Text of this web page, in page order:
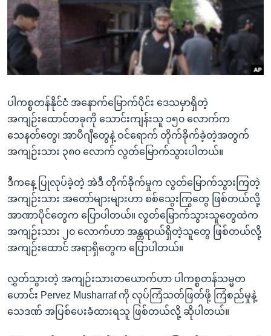
ပင်မ
အ
ညွန်း
စာမျက်နှာ
သို့
ကျော်
နေရာ
ရုပ်ရှင်ထဲက အင်္ဂလိပ်စာ
သုတပဒေသာ အင်္ဂလိပ်စာ
တီဗွီ
ရေဒီယို/တီဗွီအစီအစဉ်
Learning English
ဗွီအိုအေ လူမှုကွန်ယက်များ
ဘာသာစကားများ
ပါကစ္စတန်နိုင်ငံ အနောက်မြောက်ပိုင်း ဒေသမှာရှိတဲ့
အကျဉ်းထောင်တခုကို သောင်းကျန်းသူ ၁၅၀ လောက်က
သေနတ်တွေ၊ အာပီဂျီတွေနဲ့ ဝင်ရောက် တိုက်ခိုက်ခဲ့တဲ့အတွက်
အကျဉ်းသား ၃၈၀ လောက် လွတ်မြောက်သွားပါတယ်။
ဒီကနေ့ ပြုလုပ်ခဲ့တဲ့ အဲဒီ တိုက်ခိုက်မှုက လွတ်မြောက်သွားကြတဲ့
အကျဉ်းသား အတော်များများဟာ စစ်သွေးကြွတွေ ဖြစ်တယ်လို့
အာဏာပိုင်တွေက ပြောပါတယ်။ လွတ်မြောက်သွားသူတွေထဲက
အကျဉ်းသား ၂၀ လောက်ဟာ အန္တရာယ်ရှိတဲ့သူတွေ ဖြစ်တယ်လို့
အကျဉ်းထောင် အရာရှိတွေက ပြောပါတယ်။
လွှတ်သွားတဲ့ အကျဉ်းသားတယောက်ဟာ ပါကစ္စတန်သမ္မတ
ဟောင်း Pervez Musharraf ကို လုပ်ကြံသတ်ဖြတ်ဖို့ ကြံစည်မှုနဲ့
သေဒဏ် အပြစ်ပေးခံထားရသူ ဖြစ်တယ်လို့ ဆိုပါတယ်။